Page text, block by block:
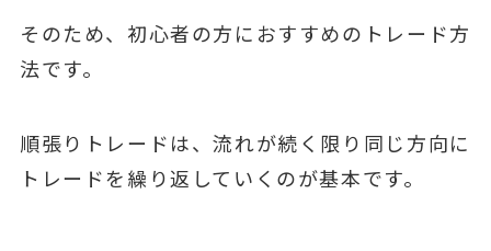
そのため、初心者の方におすすめのトレード方
法です。
順張りトレードは、流れが続く限り同じ方向に
トレードを繰り返していくのが基本です。